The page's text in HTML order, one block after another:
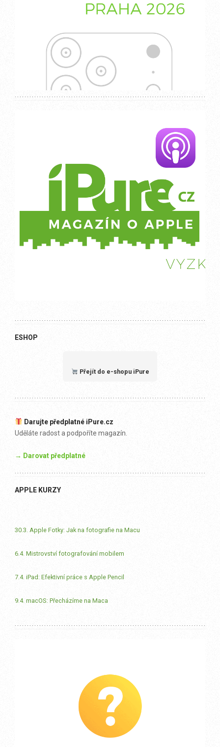
ESHOP
Přejít do e-shopu iPure
Darujte předplatné iPure.cz
Uděláte radost a podpoříte magazín.
→ Darovat předplatné
APPLE KURZY
30.3. Apple Fotky: Jak na fotografie na Macu
6.4. Mistrovství fotografování mobilem
7.4. iPad: Efektivní práce s Apple Pencil
9.4. macOS: Přecházíme na Maca